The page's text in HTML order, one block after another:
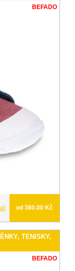
BEFADO
od 380.00 Kč
TENISKY,
BEFADO